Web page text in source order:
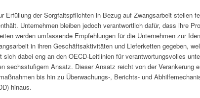
Erfüllung der Sorgfaltspflichten in Bezug auf Zwangsarbeit stellen
Unternehmen bleiben jedoch verantwortlich dafür, dass ihre
werden umfassende Empfehlungen für die Unternehmen zur
in ihren Geschäftsaktivitäten und Lieferketten gegeben,
dabei eng an den OECD-Leitlinien für verantwortungsvolles
sechsstufigem Ansatz. Dieser Ansatz reicht von der Verankerung
bis hin zu Überwachungs-, Berichts- und
hinaus.